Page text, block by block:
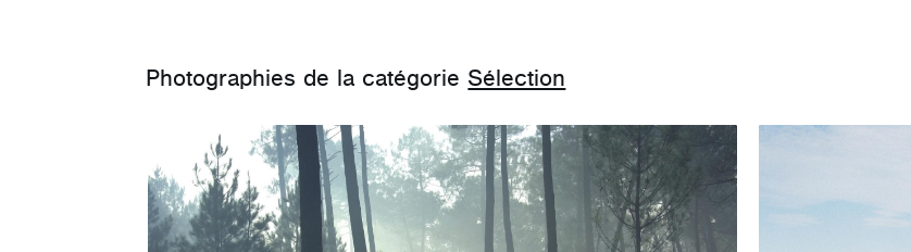
Photographies de la catégorie Sélection